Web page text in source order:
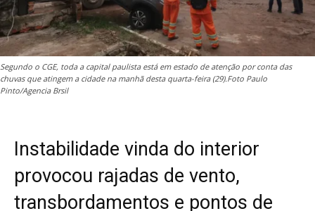
Segundo o CGE, toda a capital paulista está em estado de atenção por conta das
chuvas que atingem a cidade na manhã desta quarta-feira (29).Foto Paulo
Pinto/Agencia Brsil
Instabilidade vinda do interior
provocou rajadas de vento,
transbordamentos e pontos de